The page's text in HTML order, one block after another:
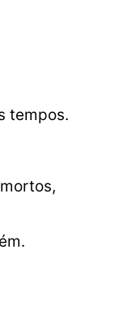
tempos.